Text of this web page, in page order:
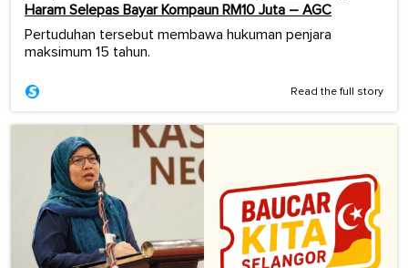
Haram Selepas Bayar Kompaun RM10 Juta – AGC
Pertuduhan tersebut membawa hukuman penjara
maksimum 15 tahun.
Read the full story